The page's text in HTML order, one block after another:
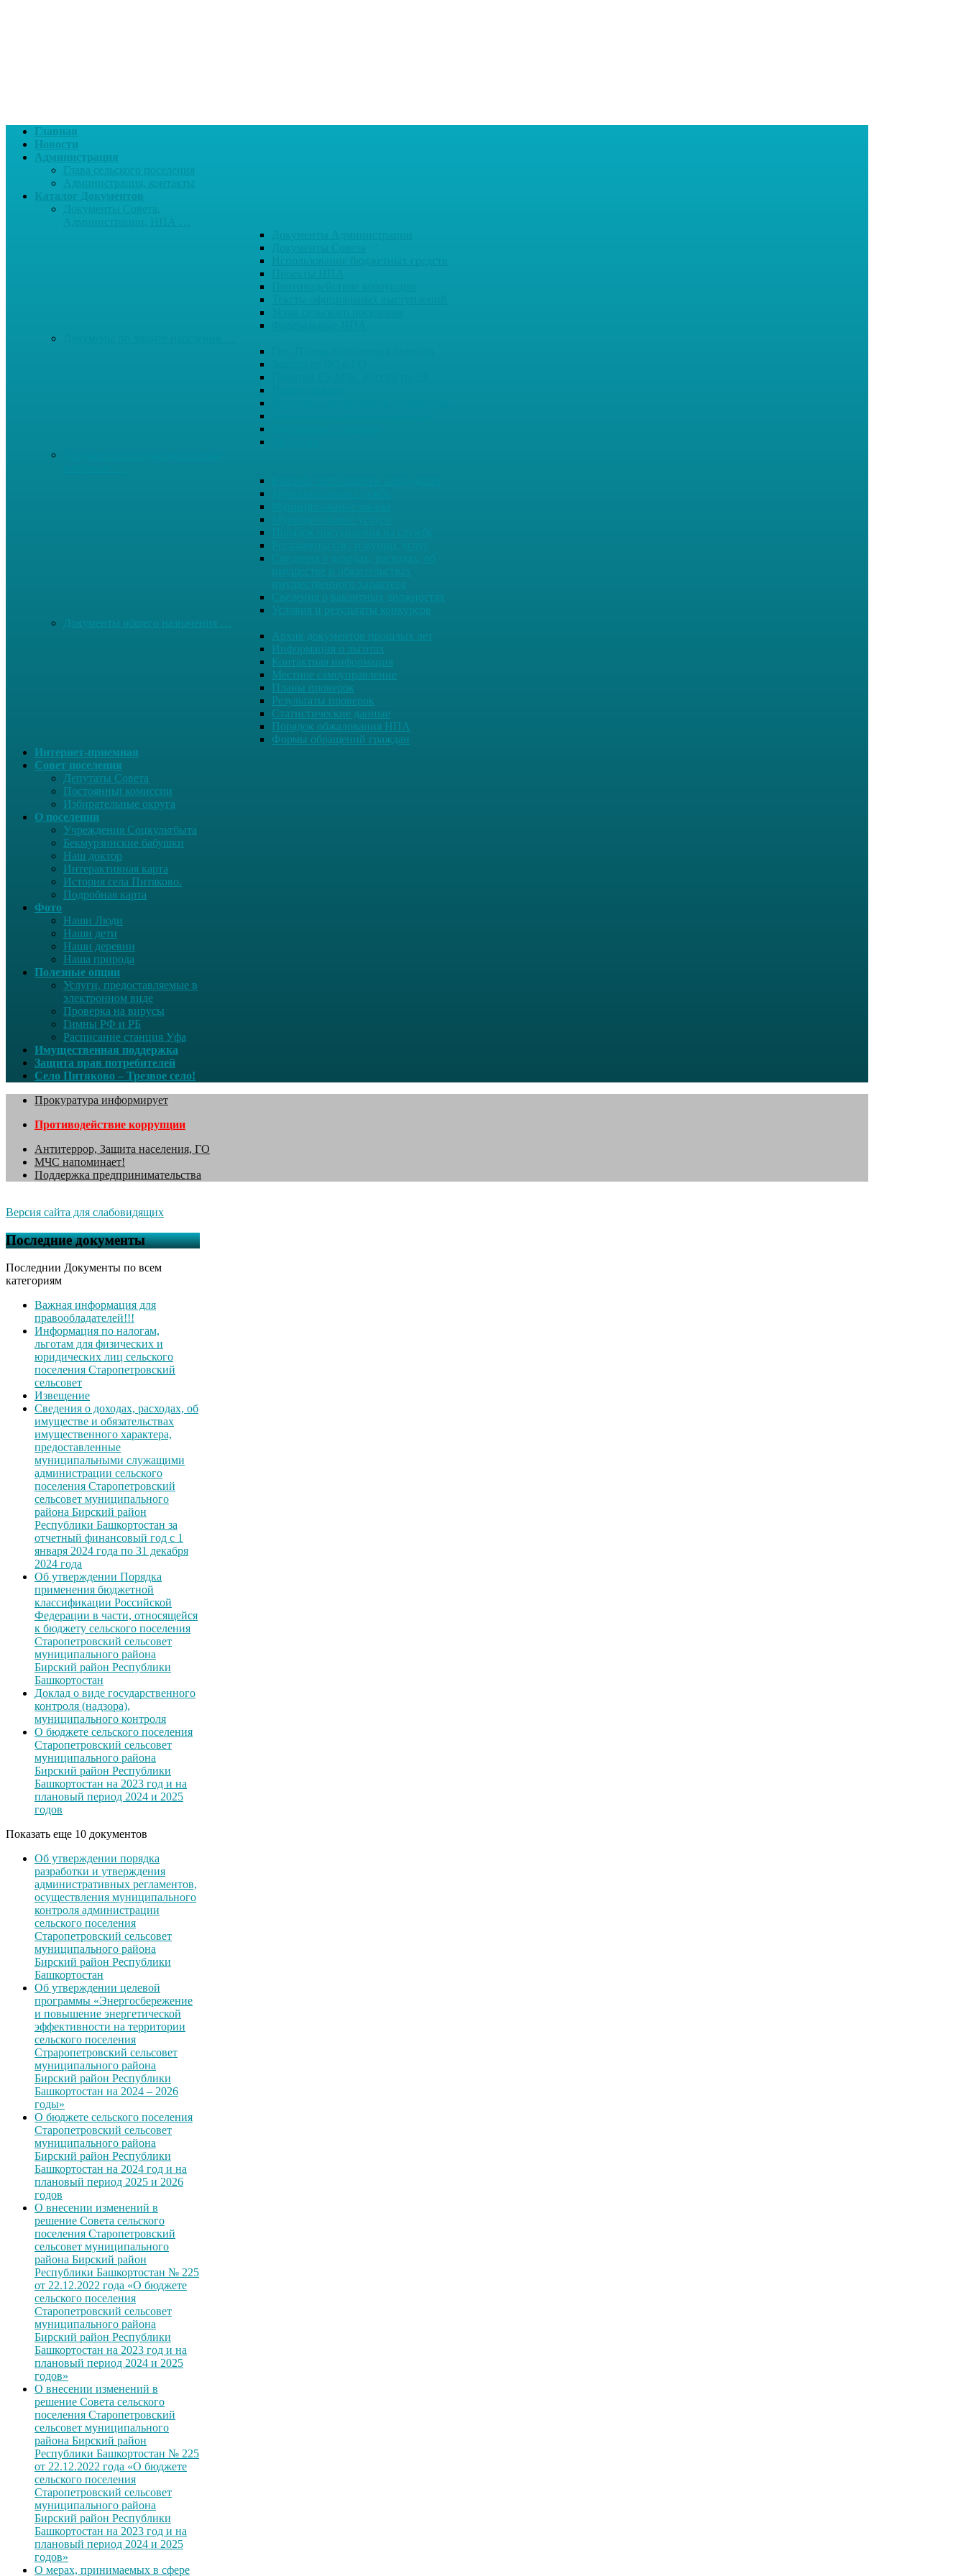
Главная
Новости
Администрация
Глава сельского поселения
Администрация, контакты
Сведения о вакантных должностях
Условия и результаты конкурсов
Документы общего назначения …
Архив документов прошлых лет
Информация о льготах
Контактная информация
Местное самоуправление
Планы проверок
Результаты проверок
Статистические данные
Порядок обжалования НПА
Формы обращений граждан
Интернет-приемная
Совет поселения
Депутаты Совета
Постоянныt комиссии
Избирательные округа
О поселении
Учреждения Соцкультбыта
Бекмурзинские бабушки
Наш доктор
Интерактивная карта
История села Питяково.
Подробная карта
Фото
Наши Люди
Наши дети
Наши деревни
Наша природа
Полезные опции
Услуги, предоставляемые в
электронном виде
Проверка на вирусы
Гимны РФ и РБ
Расписание станция Уфа
Имущественная поддержка
Защита прав потребителей
Село Питяково – Трезвое село!
Прокуратура информирует
Противодействие коррупции
Антитеррор, Защита населения, ГО
МЧС напоминает!
Поддержка предпринимательства
Версия сайта для слабовидящих
Последние документы
Последнии Документы по всем
категориям
Важная информация для
правообладателей!!!
Информация по налогам,
льготам для физических и
юридических лиц сельского
поселения Старопетровский
сельсовет
Извещение
Сведения о доходах, расходах, об
имуществе и обязательствах
имущественного характера,
предоставленные
муниципальными служащими
администрации сельского
поселения Старопетровский
сельсовет муниципального
района Бирский район
Республики Башкортостан за
отчетный финансовый год с 1
января 2024 года по 31 декабря
2024 года
Об утверждении Порядка
применения бюджетной
классификации Российской
Федерации в части, относящейся
к бюджету сельского поселения
Старопетровский сельсовет
муниципального района
Бирский район Республики
Башкортостан
Доклад о виде государственного
контроля (надзора),
муниципального контроля
О бюджете сельского поселения
Старопетровский сельсовет
муниципального района
Бирский район Республики
Башкортостан на 2023 год и на
плановый период 2024 и 2025
годов
Показать еще 10 документов
Об утверждении порядка
разработки и утверждения
административных регламентов,
осуществления муниципального
контроля администрации
сельского поселения
Старопетровский сельсовет
муниципального района
Бирский район Республики
Башкортостан
Об утверждении целевой
программы «Энергосбережение
и повышение энергетической
эффективности на территории
сельского поселения
Страропетровский сельсовет
муниципального района
Бирский район Республики
Башкортостан на 2024 – 2026
годы»
О бюджете сельского поселения
Старопетровский сельсовет
муниципального района
Бирский район Республики
Башкортостан на 2024 год и на
плановый период 2025 и 2026
годов
О внесении изменений в
решение Совета сельского
поселения Старопетровский
сельсовет муниципального
района Бирский район
Республики Башкортостан № 225
от 22.12.2022 года «О бюджете
сельского поселения
Старопетровский сельсовет
муниципального района
Бирский район Республики
Башкортостан на 2023 год и на
плановый период 2024 и 2025
годов»
О внесении изменений в
решение Совета сельского
поселения Старопетровский
сельсовет муниципального
района Бирский район
Республики Башкортостан № 225
от 22.12.2022 года «О бюджете
сельского поселения
Старопетровский сельсовет
муниципального района
Бирский район Республики
Башкортостан на 2023 год и на
плановый период 2024 и 2025
годов»
О мерах, принимаемых в сфере